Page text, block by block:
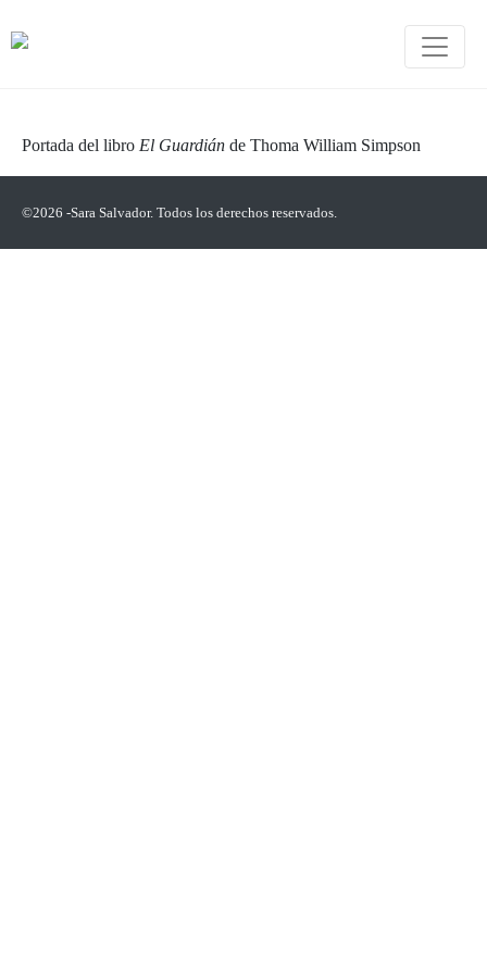
Portada del libro El Guardián de Thoma William Simpson
©2026 -Sara Salvador. Todos los derechos reservados.